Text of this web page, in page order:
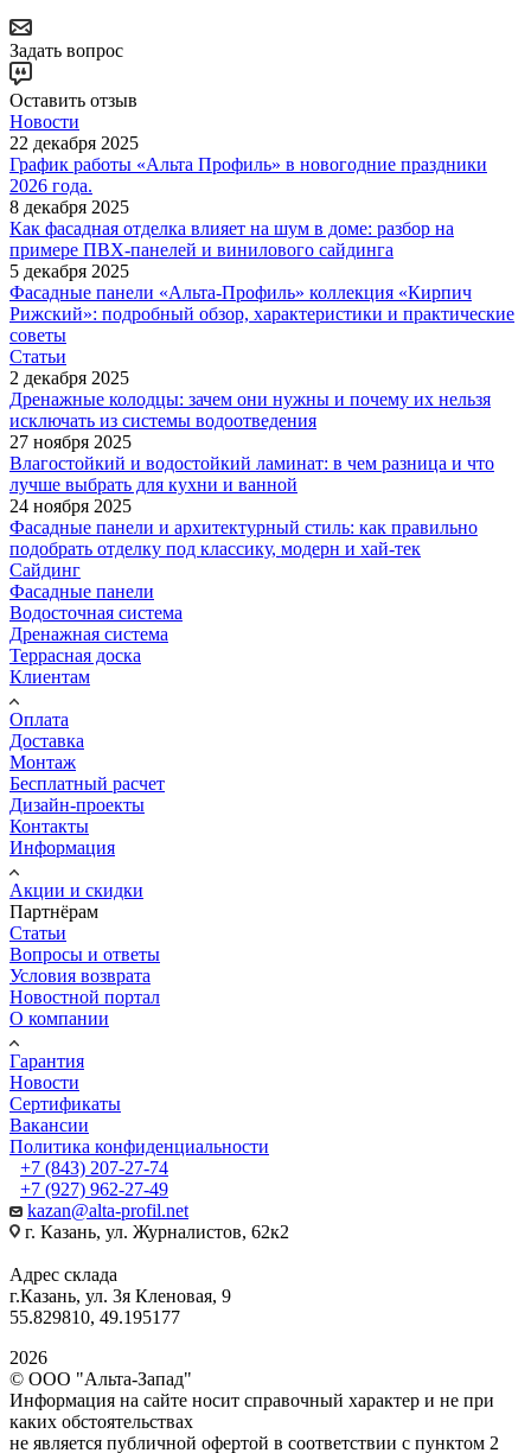
Задать вопрос
Оставить отзыв
Новости
22 декабря 2025
График работы «Альта Профиль» в новогодние праздники
2026 года.
8 декабря 2025
Как фасадная отделка влияет на шум в доме: разбор на
примере ПВХ-панелей и винилового сайдинга
5 декабря 2025
Фасадные панели «Альта-Профиль» коллекция «Кирпич
Рижский»: подробный обзор, характеристики и практические
советы
Статьи
2 декабря 2025
Дренажные колодцы: зачем они нужны и почему их нельзя
исключать из системы водоотведения
27 ноября 2025
Влагостойкий и водостойкий ламинат: в чем разница и что
лучше выбрать для кухни и ванной
24 ноября 2025
Фасадные панели и архитектурный стиль: как правильно
подобрать отделку под классику, модерн и хай-тек
Сайдинг
Фасадные панели
Водосточная система
Дренажная система
Террасная доска
Клиентам
Оплата
Доставка
Монтаж
Бесплатный расчет
Дизайн-проекты
Контакты
Информация
Акции и скидки
Партнёрам
Статьи
Вопросы и ответы
Условия возврата
Новостной портал
О компании
Гарантия
Новости
Сертификаты
Вакансии
Политика конфиденциальности
+7 (843) 207-27-74
+7 (927) 962-27-49
kazan@alta-profil.net
г. Казань, ул. Журналистов, 62к2
Адрес склада
г.Казань, ул. 3я Кленовая, 9
55.829810, 49.195177
2026
© ООО "Альта-Запад"
Информация на сайте носит справочный характер и не при
каких обстоятельствах
не является публичной офертой в соответствии с пунктом 2